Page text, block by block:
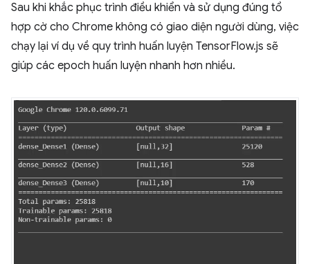
Sau khi khắc phục trình điều khiển và sử dụng đúng tổ
hợp cờ cho Chrome không có giao diện người dùng, việc
chạy lại ví dụ về quy trình huấn luyện TensorFlow.js sẽ
giúp các epoch huấn luyện nhanh hơn nhiều.